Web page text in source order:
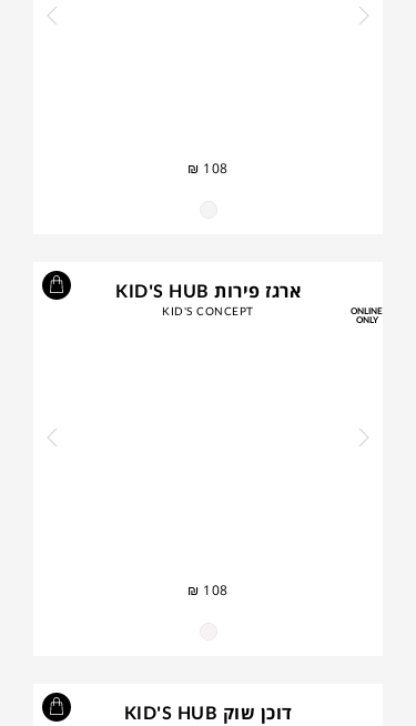
₪ 108
ONLINE
ONLY
ארגז פירות KID'S HUB
KID'S CONCEPT
₪ 108
דוכן שוק KID'S HUB